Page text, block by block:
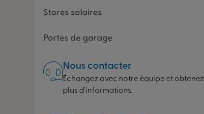
Stores solaires
Portes de garage
Nous contacter
Échangez avec notre équipe et obtenez
plus d’informations.